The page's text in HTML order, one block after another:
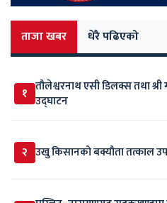
ताजा खबर धेरै पढिएको
१ तौलेश्वरनाथ एसी डिलक्स तथा
उद्घाटन
२ उखु किसानको बक्यौता तत्काल